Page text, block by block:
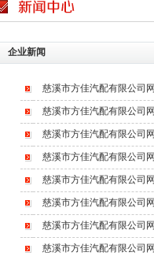
企业新闻
慈溪市方佳汽配有限公司
慈溪市方佳汽配有限公司
慈溪市方佳汽配有限公司
慈溪市方佳汽配有限公司
慈溪市方佳汽配有限公司
慈溪市方佳汽配有限公司
慈溪市方佳汽配有限公司
慈溪市方佳汽配有限公司